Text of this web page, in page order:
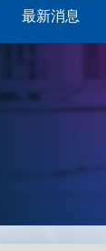
最新消息